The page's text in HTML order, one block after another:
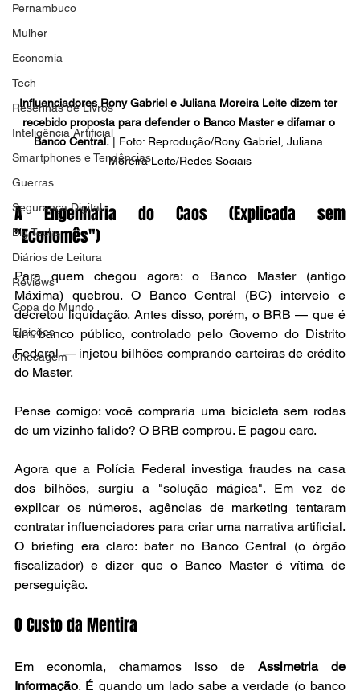
Pernambuco
Mulher
Economia
Tech
Resenhas de Livros
Inteligência Artificial
Smartphones e Tendências
Guerras
Segurança Digital
Big Techs
Diários de Leitura
Reviews
Copa do Mundo
Eleições
Checagem
Influenciadores Rony Gabriel e Juliana Moreira Leite dizem ter
recebido proposta para defender o Banco Master e difamar o
Banco Central. | Foto: Reprodução/Rony Gabriel, Juliana
Moreira Leite/Redes Sociais
A Engenharia do Caos (Explicada sem
"Economês")
Para quem chegou agora: o Banco Master (antigo
Máxima) quebrou. O Banco Central (BC) interveio e
decretou liquidação. Antes disso, porém, o BRB — que é
um banco público, controlado pelo Governo do Distrito
Federal — injetou bilhões comprando carteiras de crédito
do Master.
Pense comigo: você compraria uma bicicleta sem rodas
de um vizinho falido? O BRB comprou. E pagou caro.
Agora que a Polícia Federal investiga fraudes na casa
dos bilhões, surgiu a "solução mágica". Em vez de
explicar os números, agências de marketing tentaram
contratar influenciadores para criar uma narrativa artificial.
O briefing era claro: bater no Banco Central (o órgão
fiscalizador) e dizer que o Banco Master é vítima de
perseguição.
O Custo da Mentira
Em economia, chamamos isso de Assimetria de
Informação. É quando um lado sabe a verdade (o banco